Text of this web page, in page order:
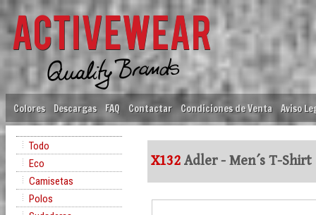
Colores Descargas FAQ Contactar Condiciones de Venta Aviso
Todo
Eco
Camisetas
Polos
X132 Adler - Men´s T-Shirt